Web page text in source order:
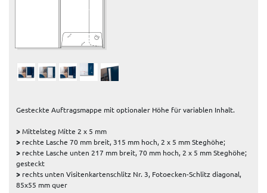
Gesteckte Auftragsmappe mit optionaler Höhe für variablen Inhalt.
>Mittelsteg Mitte 2 x 5 mm
> rechte Lasche 70 mm breit, 315 mm hoch, 2 x 5 mm Steghöhe;
> rechte Lasche unten 217 mm breit, 70 mm hoch, 2 x 5 mm Steghöhe;
gesteckt
> rechts unten Visitenkartenschlitz Nr. 3, Fotoecken-Schlitz diagonal,
85x55 mm quer